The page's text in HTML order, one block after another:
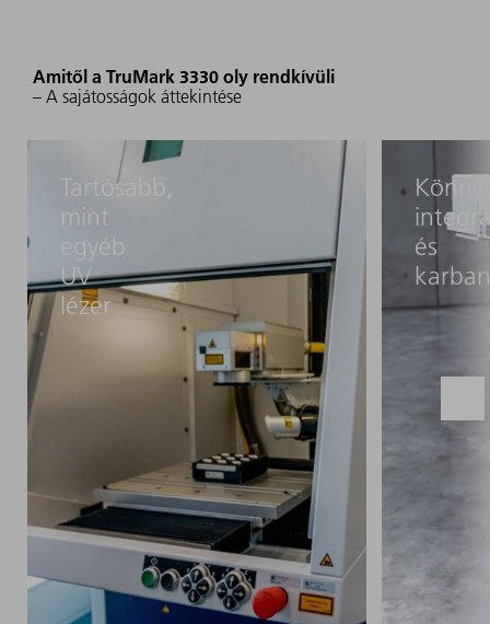
Amitől a TruMark 3330 oly rendkívüli
– A sajátosságok áttekintése
Tartósabb,
mint
egyéb
UV
lézer
és